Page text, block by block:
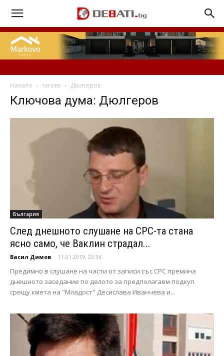
Начало тагове Дюлгеров
Ключова дума: Дюлгеров
България
След днешното слушане на СРС-та стана
ясно само, че Ваклин страдал...
Васил Димов - 11.01.2019, 23:34
Предимно в слушане на части от записи със СРС премина
днешното заседание по делото за предполагаем подкуп
срещу кмета на "Младост" Десислава Иванчева и...